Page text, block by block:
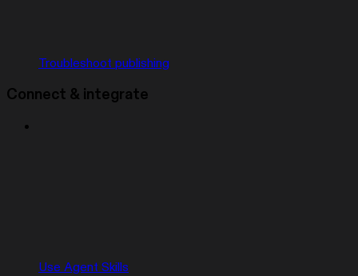
Troubleshoot publishing
Connect & integrate
Use Agent Skills